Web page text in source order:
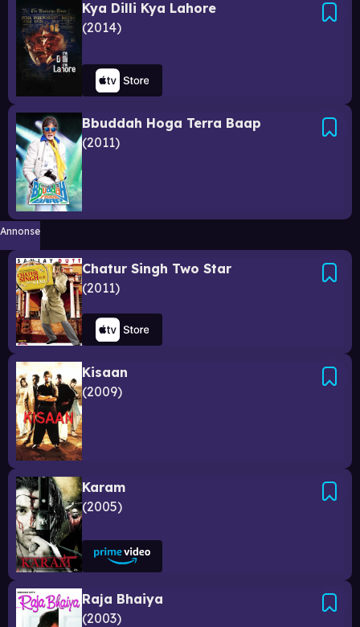
Kya Dilli Kya Lahore
2014
Bbuddah Hoga Terra Baap
2011
Annonse
Chatur Singh Two Star
2011
Kisaan
2009
Karam
2005
Raja Bhaiya
2003